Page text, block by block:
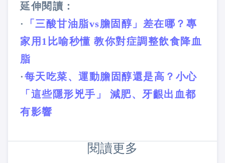
延伸閱讀：
·
「三酸甘油脂vs膽固醇」差在哪？專
家用1比喻秒懂 教你對症調整飲食降血
脂
·每天吃菜、運動膽固醇還是高？小心
「這些隱形兇手」 減肥、牙齦出血都
有影響
閱讀更多